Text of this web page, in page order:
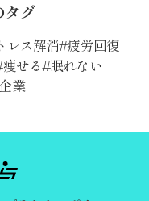
タグ
レス解消 疲労回復
痩せる 眠れない
業